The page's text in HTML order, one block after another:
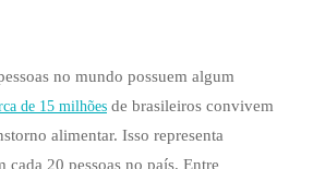
no mundo possuem algum
de 15 milhões de brasileiros convivem
alimentar. Isso representa
cada 20 pessoas no país. Entre